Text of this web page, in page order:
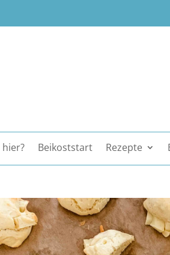
hier? Beikoststart Rezepte